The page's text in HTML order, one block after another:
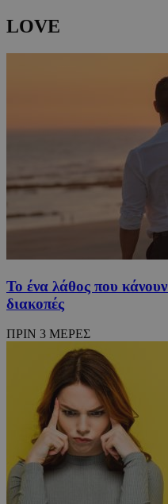
LOVE
Το ένα λάθος που κάνουν
διακοπές
ΠΡΙΝ 3 ΜΕΡΕΣ